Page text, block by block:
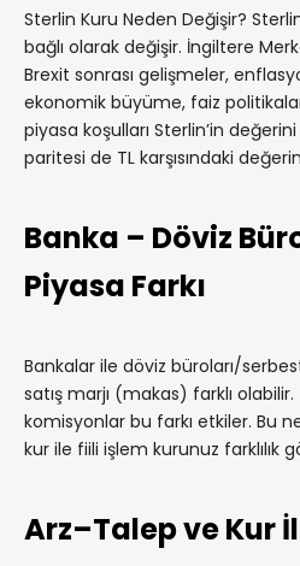
Sterlin Kuru Neden Değişir?
bağlı olarak değişir. İngiltere
Brexit sonrası gelişmeler,
ekonomik büyüme, faiz
piyasa koşulları Sterlin’in
paritesi de TL karşısındaki
Banka – Döviz
Piyasa Farkı
Bankalar ile döviz büroları/
satış marjı (makas) farklı
komisyonlar bu farkı etkiler. Bu
kur ile fiili işlem kurunuz farklılık
Arz–Talep ve Kur